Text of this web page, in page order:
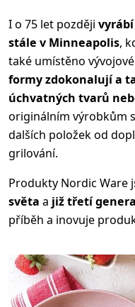
I o 75 let později vyrábí
stále v Minneapolis,
také umístěno
formy zdokonalují a
úchvatných tvarů
originálním výrobkům
dalších položek od
grilování.
Produkty Nordic Ware
světa a již třetí
příběh a inovuje